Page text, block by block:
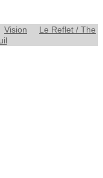
Vision
Le Reflet / The